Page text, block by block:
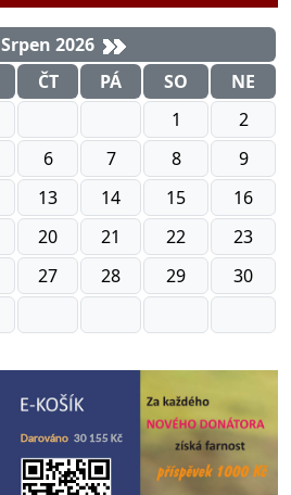
Srpen 2026
ČT PÁ SO
NE
1
2
6 7 8
9
13 14 15
16
20 21 22
23
27 28 29
30